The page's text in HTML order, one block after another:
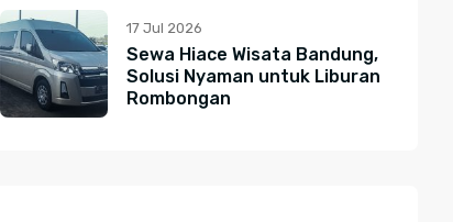
17 Jul 2026
Sewa Hiace Wisata Bandung,
Solusi Nyaman untuk Liburan
Rombongan